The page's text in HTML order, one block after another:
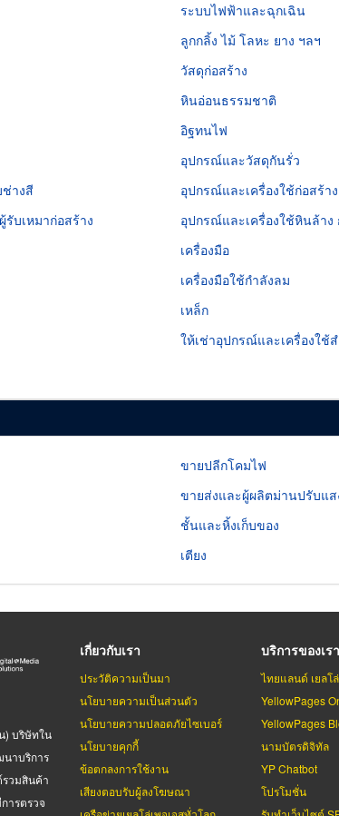
ระบบไฟฟ้าและฉุกเฉิน
ลูกกลิ้ง ไม้ โลหะ ยาง ฯลฯ
วัสดุก่อสร้าง
หินอ่อนธรรมชาติ
อิฐทนไฟ
อุปกรณ์และวัสดุกันรั่ว
างสี
อุปกรณ์และเครื่องใช้ก่อสร้าง
บเหมาก่อสร้าง
อุปกรณ์และเครื่องใช้หินล้า
เครื่องมือ
เครื่องมือใช้กำลังลม
เหล็ก
ให้เช่าอุปกรณ์และเครื่องใช้
ขายปลีกโคมไฟ
ขายส่งและผู้ผลิตม่านปรับแส
ชั้นและหิ้งเก็บของ
เตียง
) บริษัทใน
นาบริการ
วมสินค้า
ารตรวจ
เกี่ยวกับเรา
ประวัติความเป็นมา
นโยบายความเป็นส่วนตัว
นโยบายความปลอดภัยไซเบอร์
นโยบายคุกกี้
ข้อตกลงการใช้งาน
เสียงตอบรับผู้ลงโฆษณา
บริการของเรา
ไทยแลนด์ เยลโ
YellowPages
YellowPages
นามบัตรดิจิทัล
YP Chatbot
โปรโมชั่น